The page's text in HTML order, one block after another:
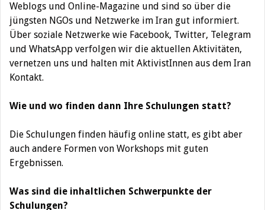
Weblogs und Online-Magazine und sind so über die
jüngsten NGOs und Netzwerke im Iran gut informiert.
Über soziale Netzwerke wie Facebook, Twitter, Telegram
und WhatsApp verfolgen wir die aktuellen Aktivitäten,
vernetzen uns und halten mit AktivistInnen aus dem Iran
Kontakt.
Wie und wo finden dann Ihre Schulungen statt?
Die Schulungen finden häufig online statt, es gibt aber
auch andere Formen von Workshops mit guten
Ergebnissen.
Was sind die inhaltlichen Schwerpunkte der
Schulungen?